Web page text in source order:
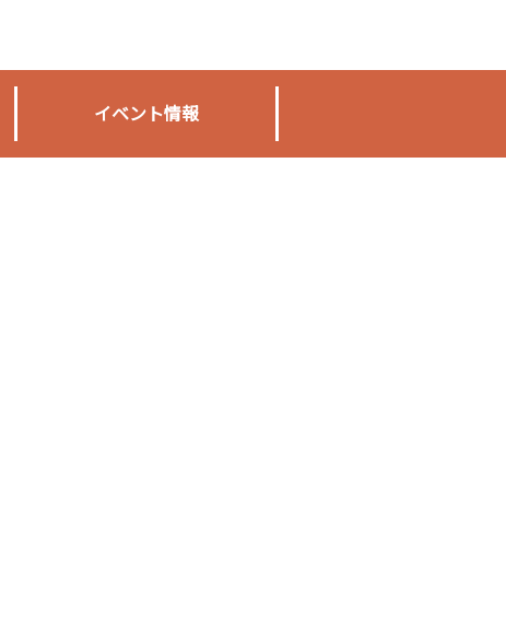
イベント情報